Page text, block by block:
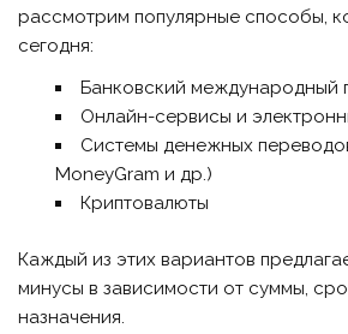
рассмотрим популярные способы,
сегодня:
Банковский международный
Онлайн-сервисы и
Системы денежных
MoneyGram и др.)
Криптовалюты
Каждый из этих вариантов
минусы в зависимости от суммы,
назначения.